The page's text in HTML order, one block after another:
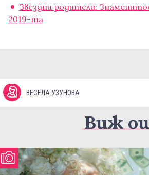
Звездни родители:
2019-та
ВЕСЕЛА УЗУНОВА
Виж